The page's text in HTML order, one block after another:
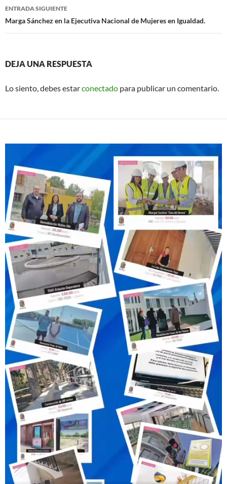
ENTRADA SIGUIENTE
Marga Sánchez en la Ejecutiva Nacional de Mujeres en Igualdad.
DEJA UNA RESPUESTA
Lo siento, debes estarconectado para publicar un comentario.